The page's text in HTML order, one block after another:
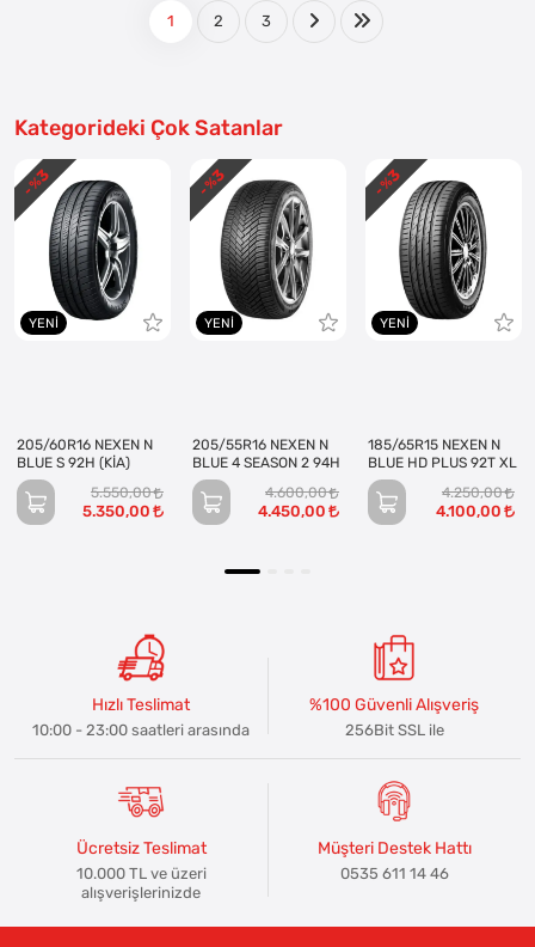
1 2 3
Kategorideki Çok Satanlar
YENI
205/60R16 NEXEN N
BLUE S 92H (KİA)
5.550,00
5.350,00
- %
3
YENI
205/55R16 NEXEN N
BLUE 4 SEASON 2 94H
4.600,00
4.450,00
- %
3
YENI
185/65R15 NEXEN N
BLUE HD PLUS 92T XL
4.250,00
4.100,00
- %
3
Hızlı Teslimat
10:00 - 23:00 saatleri arasında
%100 Güvenli Alışveriş
256Bit SSL ile
Ücretsiz Teslimat
10.000 TL ve üzeri
alışverişlerinizde
Müşteri Destek Hattı
0535 611 14 46